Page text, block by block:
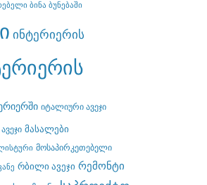
ბინა ბუნებაში
ინტერიერის
იტალიური ავეჯი
მასალები
მოსაპირკეთებელი
რბილი ავეჯი რემონტი